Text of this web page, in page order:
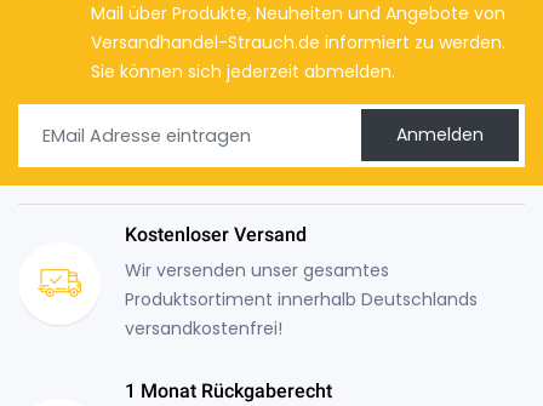
Mail über Produkte, Neuheiten und Angebote von
Versandhandel-Strauch.de informiert zu werden.
Sie können sich jederzeit abmelden.
Anmelden
Kostenloser Versand
Wir versenden unser gesamtes
Produktsortiment innerhalb Deutschlands
versandkostenfrei!
1 Monat Rückgaberecht